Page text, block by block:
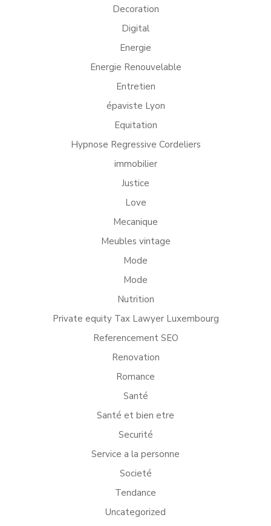
Decoration
Digital
Energie
Energie Renouvelable
Entretien
épaviste Lyon
Equitation
Hypnose Regressive Cordeliers
immobilier
Justice
Love
Mecanique
Meubles vintage
Mode
Mode
Nutrition
Private equity Tax Lawyer Luxembourg
Referencement SEO
Renovation
Romance
Santé
Santé et bien etre
Securité
Service a la personne
Societé
Tendance
Uncategorized